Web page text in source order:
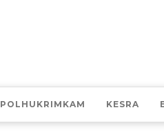
POLHUKRIMKAM KESRA